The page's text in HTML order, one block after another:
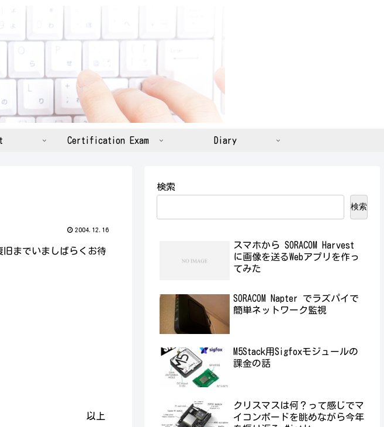
Certification Exam Diary
2004.12.16
までいましばらくお待
以上
検索
検索
スマホから SORACOM Harvest
に画像を送るWebアプリを作っ
てみた
SORACOM Napter でラズパイで
簡単ネットワーク監視
M5Stack用Sigfoxモジュールの
課金の話
クリスマスは何？って感じでマ
イコンボードを眺めながら今年